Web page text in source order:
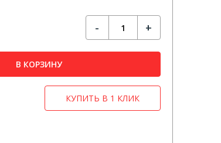
- +
В КОРЗИНУ
КУПИТЬ В 1 КЛИК